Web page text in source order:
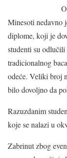
Minesoti nedavno
diplome, koji je
studenti su odlučili
tradicionalnog
odeće. Veliki broj
bilo dovoljno da
Razuzdanim
koje se nalazi u
Zabrinut zbog